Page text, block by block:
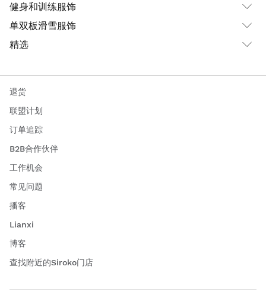
健身和训练服饰
单双板滑雪服饰
精选
退货
联盟计划
订单追踪
B2B合作伙伴
工作机会
常见问题
播客
Lianxi
博客
查找附近的Siroko门店